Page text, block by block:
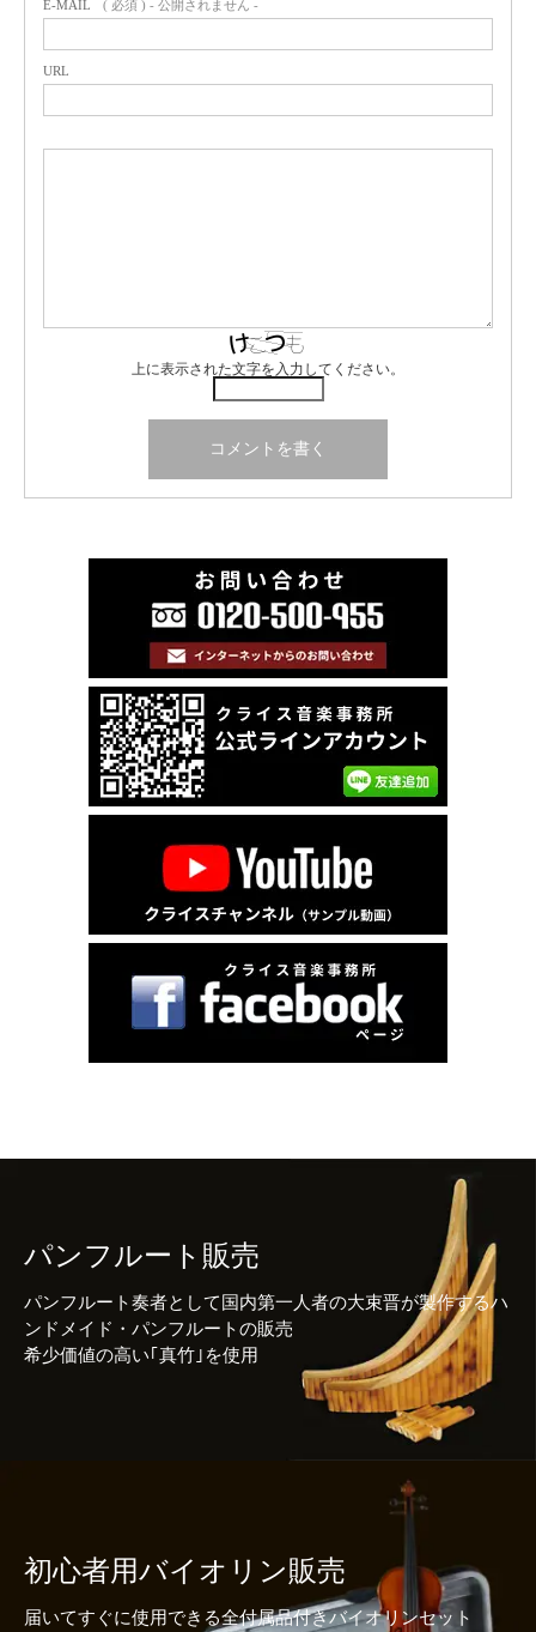
E-MAIL ( 必須 ) - 公開されません -
URL
上に表示された文字を入力してください。
パンフルート販売
パンフルート奏者として国内第一人者の大束晋が製作するハ
ンドメイド・パンフルートの販売
希少価値の高い｢真竹｣を使用
初心者用バイオリン販売
届いてすぐに使用できる全付属品付きバイオリンセット